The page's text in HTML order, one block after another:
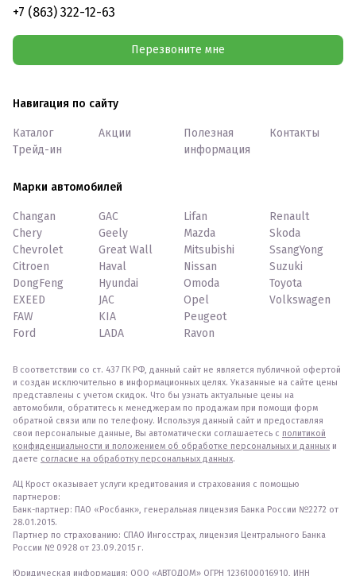
+7 (863) 322-12-63
Перезвоните мне
Навигация по сайту
Каталог
Трейд-ин
Акции
Полезная
информация
Контакты
Марки автомобилей
Changan
Chery
Chevrolet
Citroen
DongFeng
EXEED
FAW
Ford
GAC
Geely
Great Wall
Haval
Hyundai
JAC
KIA
LADA
Lifan
Mazda
Mitsubishi
Nissan
Omoda
Opel
Peugeot
Ravon
Renault
Skoda
SsangYong
Suzuki
Toyota
Volkswagen
В соответствии со ст. 437 ГК РФ, данный сайт не является публичной офертой
и создан исключительно в информационных целях. Указанные на сайте цены
представлены с учетом скидок. Что бы узнать актуальные цены на
автомобили, обратитесь к менеджерам по продажам при помощи форм
обратной связи или по телефону. Используя данный сайт и предоставляя
свои персональные данные, Вы автоматически соглашаетесь с политикой
конфиденциальности и положением об обработке персональных и данных и
даете согласие на обработку персональных данных.
АЦ Крост оказывает услуги кредитования и страхования с помощью
партнеров:
Банк-партнер: ПАО «Росбанк», генеральная лицензия Банка России №2272 от
28.01.2015.
Партнер по страхованию: СПАО Ингосстрах, лицензия Центрального Банка
России № 0928 от 23.09.2015 г.
Юридическая информация: ООО «АВТОДОМ» ОГРН 1236100016910, ИНН